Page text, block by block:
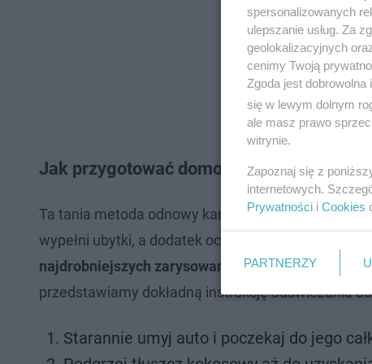
Jak przygotować domową pastę polerską
Ta tania metoda odnowy karoserii wymaga użycia
wypełni ubytki, a dodatek octu
najdrobniejszych zarysowaniach. Głębsze
przedstawiamy dokładną instrukcję odświeżania
Starannie umyj auto i poczekaj do jego
spersonalizowanych
ulepszanie usług. Za
geolokalizacyjnych
cenimy Twoją
Zgoda jest
się w lewym dolnym
ale masz prawo
witrynie.
Zapoznaj się z
internetowych.
Prywatności i Cookies
PARTNERZY